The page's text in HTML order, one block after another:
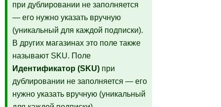
при дублировании не заполняется
— его нужно указать вручную
(уникальный для каждой подписки).
В других магазинах это поле также
называют SKU. Поле
Идентификатор (SKU) при
дублировании не заполняется — его
нужно указать вручную (уникальный